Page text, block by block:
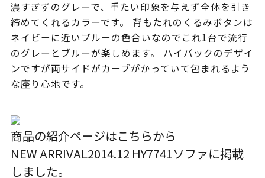
濃すぎずのグレーで、重たい印象を与えず全体を引き
締めてくれるカラーです。 背もたれのくるみボタンは
ネイビーに近いブルーの色合いなのでこれ1台で流行
のグレーとブルーが楽しめます。 ハイバックのデザイ
ンですが両サイドがカーブがかっていて包まれるよう
な座り心地です。
商品の紹介ページはこちらから
NEW ARRIVAL2014.12 HY7741ソファに掲載
しました。